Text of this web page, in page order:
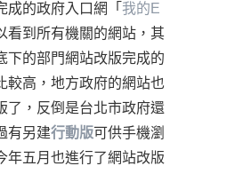
成的政府入口網「我的E
看到所有機關的網站，其
下的部門網站改版完成的
較高，地方政府的網站也
了，反倒是台北市政府還
有另建行動版可供手機瀏
年五月也進行了網站改版